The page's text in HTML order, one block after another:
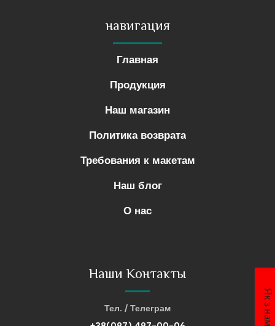
навигация
Главная
Продукция
Наш магазин
Политика возврата
Требования к макетам
Наш блог
О нас
Наши Контакты
Тел. / Телеграм